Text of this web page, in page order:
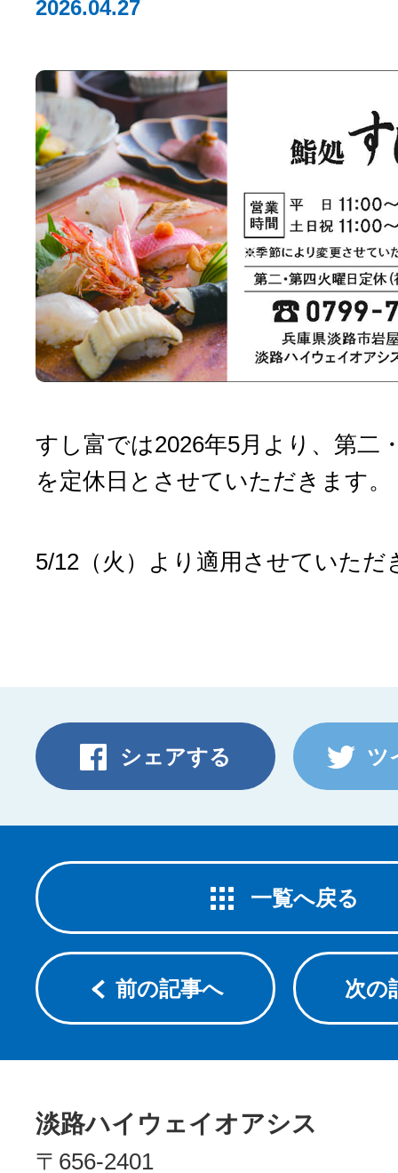
2026.04.27
すし富では2026年5月より、第二
を定休日とさせていただきます。
5/12（火）より適用させていただ
シェアする ツ
一覧へ戻る
前の記事へ 次の
淡路ハイウェイオアシス
〒656-2401